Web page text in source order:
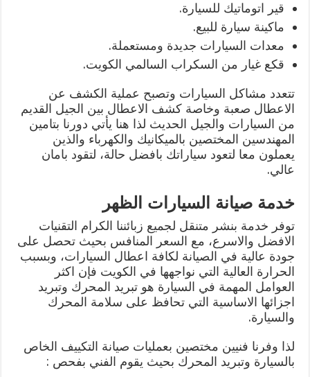
قير اتوماتيك للسيارة.
ماكينة سيارة للبيع.
معدات السيارات جديدة ومستعملة.
قكع غيار من السكراب السالمي الكويت.
تتعدد مشاكل السيارات وتصبح عملية الكشف عن
الاعطال صعبة وخاصة كشف الاعطال بين الجيل القديم
من السيارات والجيل الحديث لذا هنا يأتي دورنا بتامين
المهندسين المختصين بالميكانيك والكهرباء والذين
يعملون معا لتعود سياراتك بافضل حالة، لتقود بامان
عالي.
خدمة صيانة السيارات الظهر
توفر خدمة بنشر متنقل لجميع زبائننا الكرام التقنيات
الافضل والاسرع، مع السعر المنافس بحيث تحصل على
جودة عالية في الصيانة لكافة اعطال السيارات، وبسبب
الحرارة العالية التي نواجهها في الكويت فإن اكثر
العوامل المهمة في السيارة هو تبريد المحرك وتبريد
اجزائها الاساسية التي تحافظ على سلامة المحرك
والسيارة.
لذا وفرنا فنيين مختصين بعمليات صيانة التكييف الخاص
بالسيارة وتبريد المحرك بحيث يقوم الفني بفحص :